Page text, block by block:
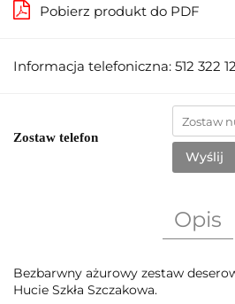
Pobierz produkt do PDF
Informacja telefoniczna: 512 322
Zostaw telefon
Wyślij
Opis
Bezbarwny ażurowy zestaw
Hucie Szkła Szczakowa.